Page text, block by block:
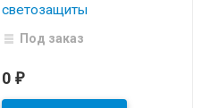
cвeтoзaщиты
Под заказ
0 ₽